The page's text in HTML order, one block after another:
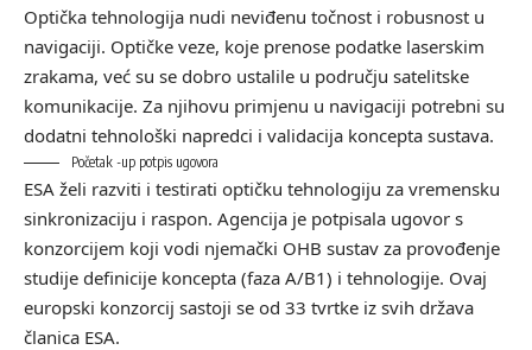
Optička tehnologija nudi neviđenu točnost i robusnost u
navigaciji. Optičke veze, koje prenose podatke laserskim
zrakama, već su se dobro ustalile u području satelitske
komunikacije. Za njihovu primjenu u navigaciji potrebni su
dodatni tehnološki napredci i validacija koncepta sustava.
Početak -up potpis ugovora
ESA želi razviti i testirati optičku tehnologiju za vremensku
sinkronizaciju i raspon. Agencija je potpisala ugovor s
konzorcijem koji vodi njemački OHB sustav za provođenje
studije definicije koncepta (faza A/B1) i tehnologije. Ovaj
europski konzorcij sastoji se od 33 tvrtke iz svih država
članica ESA.